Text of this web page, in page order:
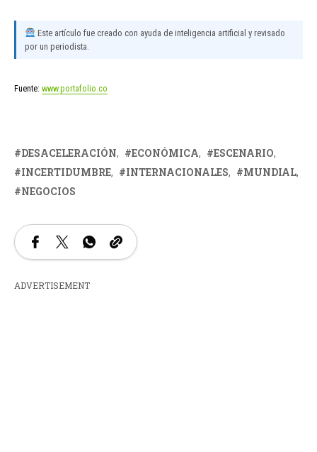
Este artículo fue creado con ayuda de inteligencia artificial y revisado
por un periodista.
Fuente: www.portafolio.co
DESACELERACIÓN ECONÓMICA
ESCENARIO
INCERTIDUMBRE
INTERNACIONALES
MUNDIAL
NEGOCIOS
ADVERTISEMENT